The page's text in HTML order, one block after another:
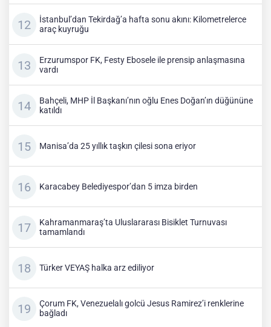
İstanbul’dan Tekirdağ’a hafta sonu akını: Kilometrelerce
araç kuyruğu
Erzurumspor FK, Festy Ebosele ile prensip anlaşmasına
vardı
Bahçeli, MHP İl Başkanı’nın oğlu Enes Doğan’ın düğününe
katıldı
Manisa’da 25 yıllık taşkın çilesi sona eriyor
Karacabey Belediyespor’dan 5 imza birden
Kahramanmaraş’ta Uluslararası Bisiklet Turnuvası
tamamlandı
Türker VEYAŞ halka arz ediliyor
Çorum FK, Venezuelalı golcü Jesus Ramirez’i renklerine
bağladı